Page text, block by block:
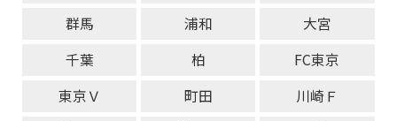
群馬
浦和
大宮
千葉
柏
FC東京
東京Ｖ
町田
川崎Ｆ